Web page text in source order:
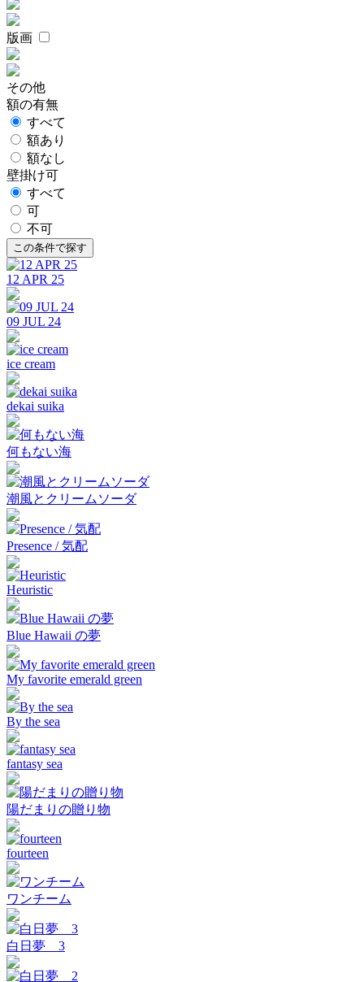
版画
その他
額の有無
すべて
額あり
額なし
壁掛け可
すべて
可
不可
12 APR 25
09 JUL 24
ice cream
dekai suika
何もない海
潮風とクリームソーダ
Presence / 気配
Heuristic
Blue Hawaii の夢
My favorite emerald green
By the sea
fantasy sea
陽だまりの贈り物
fourteen
ワンチーム
白日夢 3